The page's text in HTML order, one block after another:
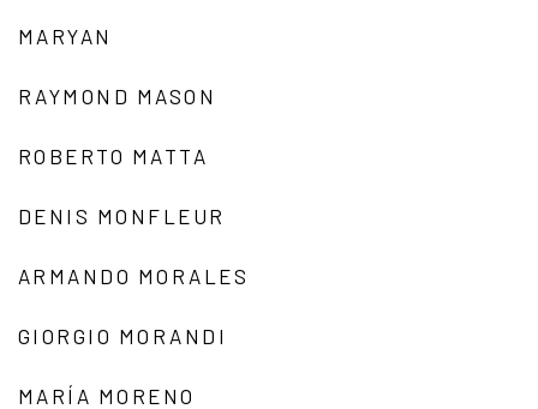
MARYAN
RAYMOND MASON
ROBERTO MATTA
DENIS MONFLEUR
ARMANDO MORALES
GIORGIO MORANDI
MARÍA MORENO